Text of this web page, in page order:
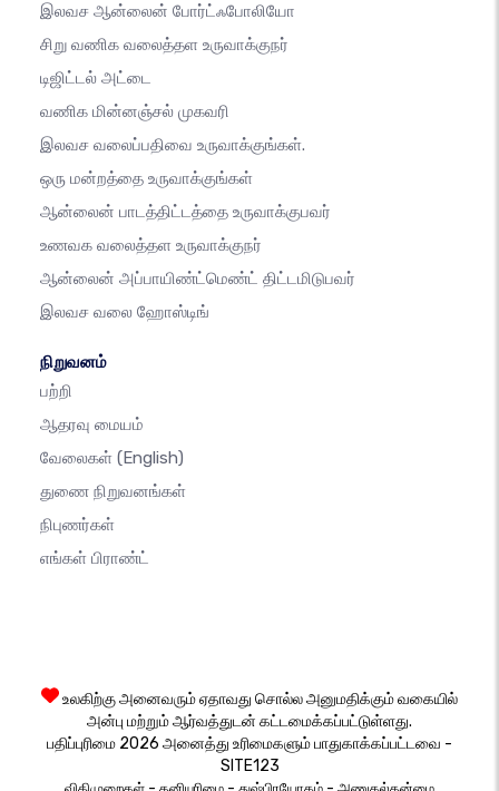
இலவச ஆன்லைன் போர்ட்ஃபோலியோ
சிறு வணிக வலைத்தள உருவாக்குநர்
டிஜிட்டல் அட்டை
வணிக மின்னஞ்சல் முகவரி
இலவச வலைப்பதிவை உருவாக்குங்கள்.
ஒரு மன்றத்தை உருவாக்குங்கள்
ஆன்லைன் பாடத்திட்டத்தை உருவாக்குபவர்
உணவக வலைத்தள உருவாக்குநர்
ஆன்லைன் அப்பாயிண்ட்மெண்ட் திட்டமிடுபவர்
இலவச வலை ஹோஸ்டிங்
நிறுவனம்
பற்றி
ஆதரவு மையம்
வேலைகள் (English)
துணை நிறுவனங்கள்
நிபுணர்கள்
எங்கள் பிராண்ட்
உலகிற்கு அனைவரும் ஏதாவது சொல்ல அனுமதிக்கும் வகையில்
அன்பு மற்றும் ஆர்வத்துடன் கட்டமைக்கப்பட்டுள்ளது.
பதிப்புரிமை 2026 அனைத்து உரிமைகளும் பாதுகாக்கப்பட்டவை -
SITE123